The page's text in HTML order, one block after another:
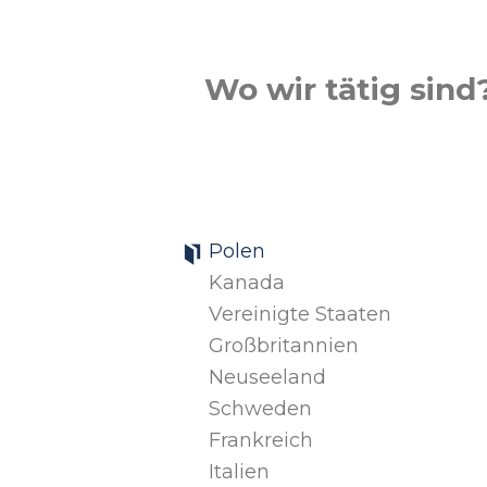
Wo wir tätig
Polen
Kanada
Vereinigte Staaten
Großbritannien
Neuseeland
Schweden
Frankreich
Italien